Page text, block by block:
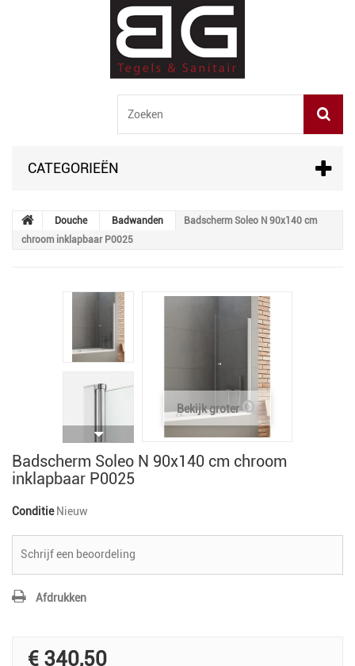
CATEGORIEËN
Douche Badwanden
Badscherm Soleo N 90x140 cm
chroom inklapbaar P0025
Bekijk groter
Badscherm Soleo N 90x140 cm chroom
inklapbaar P0025
Conditie Nieuw
Schrijf een beoordeling
Afdrukken
€ 340,50